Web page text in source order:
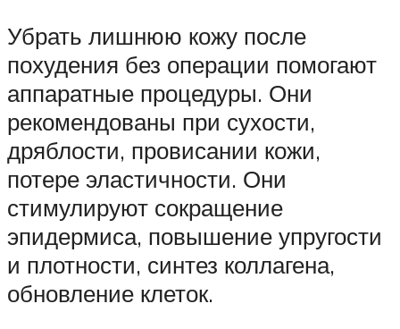
Убрать лишнюю кожу после
похудения без операции помогают
аппаратные процедуры. Они
рекомендованы при сухости,
дряблости, провисании кожи,
потере эластичности. Они
стимулируют сокращение
эпидермиса, повышение упругости
и плотности, синтез коллагена,
обновление клеток.